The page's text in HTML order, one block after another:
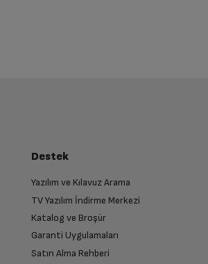
Destek
Yazılım ve Kılavuz Arama
TV Yazılım İndirme Merkezi
Katalog ve Broşür
Garanti Uygulamaları
Satın Alma Rehberi